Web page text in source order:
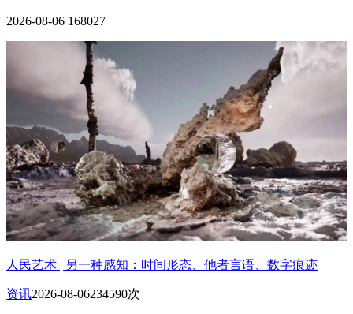
2026-08-06 168027
人民艺术 | 另一种感知：时间形态、他者言语、数字痕迹
资讯2026-08-06234590次